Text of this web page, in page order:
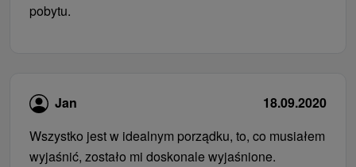
pobytu.
Jan
18.09.2020
Wszystko jest w idealnym porządku, to, co musiałem
wyjaśnić, zostało mi doskonale wyjaśnione.